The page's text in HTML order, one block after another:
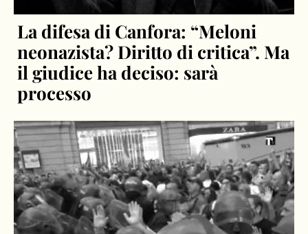
La difesa di Canfora: “Meloni
neonazista? Diritto di critica”. Ma
il giudice ha deciso: sarà
processo